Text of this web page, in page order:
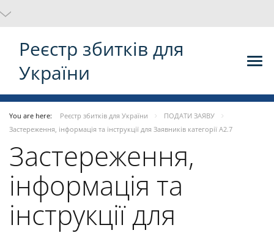
Реєстр збитків для
України
You are here: Реєстр збитків для України
ПОДАТИ ЗАЯВУ
Застереження, інформація та інструкції для Заявників категорії A2.7
Застереження,
інформація та
інструкції для